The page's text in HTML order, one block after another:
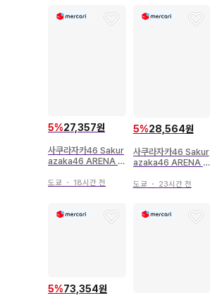
5%27,357원
사쿠라자카46 Sakur
azaka46 ARENA T
t's lonesome?- 모
도쿄 ・ 18시간 전
5%28,564원
사쿠라자카46 Sakur
azaka46 ARENA T
t's lonesome?- 후
도쿄 ・ 23시간 전
5%73,354원